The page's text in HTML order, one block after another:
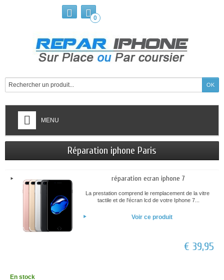
0
MENU
Réparation iphone Paris
réparation ecran iphone 7
La prestation comprend le remplacement de la vitre
tactile et de l'écran lcd de votre Iphone 7...
Voir ce produit
€ 39,95
En stock